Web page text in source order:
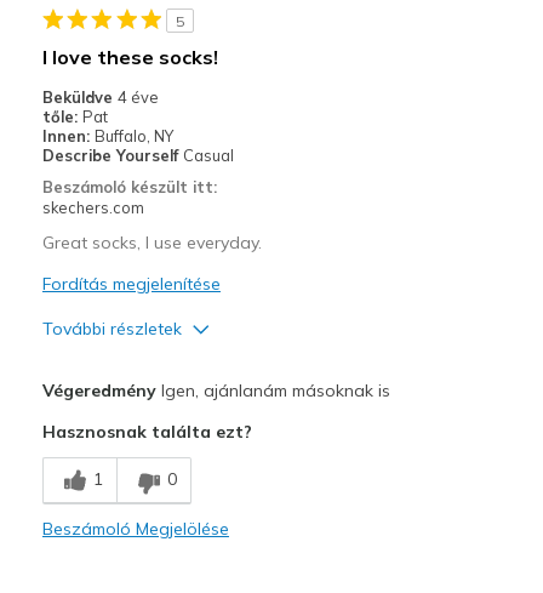
5
I love these socks!
Beküldve 4 éve
tőle: Pat
Innen: Buffalo, NY
Describe Yourself Casual
Beszámoló készült itt:
skechers.com
Great socks, I use everyday.
Fordítás megjelenítése
További részletek
Breathe Well
Comfortable
VégeredményIgen, ajánlanám másoknak is
Hasznosnak találta ezt?
1 0
Beszámoló Megjelölése